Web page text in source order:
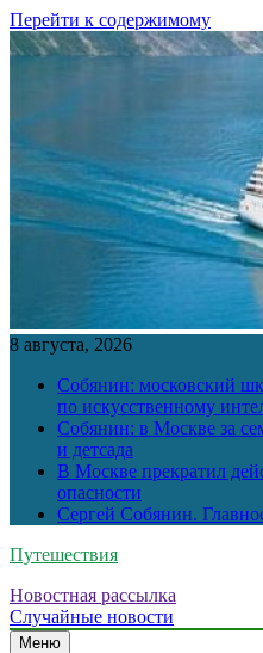
Перейти к содержимому
8 августа, 2026
Собянин: московский
по искусственному
Собянин: в Москве за
и детсада
В Москве прекратил
опасности
Сергей Собянин.
Путешествия
Новостная рассылка
Случайные новости
Меню